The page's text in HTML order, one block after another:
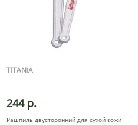
TITANIA
244 р.
Рашпиль двусторонний для сухой кожи